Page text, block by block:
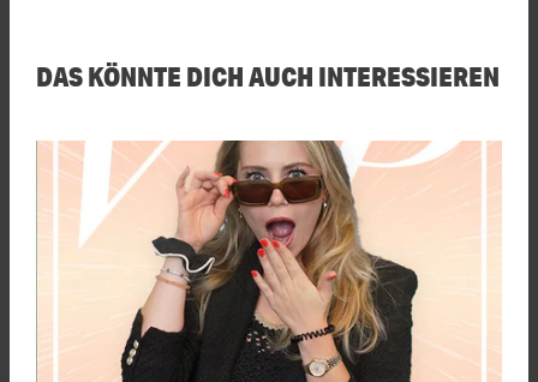
DAS KÖNNTE DICH AUCH INTERESSIEREN